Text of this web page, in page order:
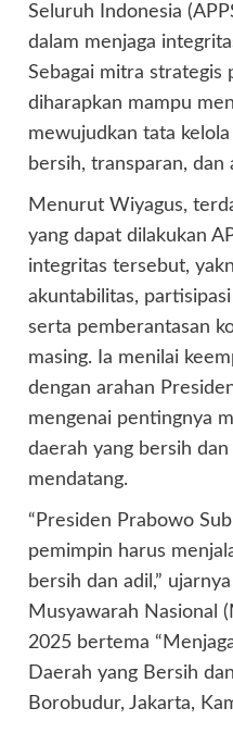
Seluruh Indonesia
dalam menjaga
Sebagai mitra strategis
diharapkan mampu
mewujudkan tata
bersih, transparan, dan
Menurut Wiyagus,
yang dapat dilakukan
integritas tersebut,
akuntabilitas,
serta pemberantasan
masing. Ia menilai
dengan arahan
mengenai pentingnya
daerah yang bersih
mendatang.
“Presiden Prabowo
pemimpin harus
bersih dan adil,”
Musyawarah Nasional
2025 bertema
Daerah yang Bersih
Borobudur, Jakarta,